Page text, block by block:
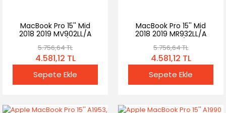
MacBook Pro 15'' Mid
2018 2019 MV902LL/A
5.756,64 TL
4.581,12 TL
Sepete Ekle
MacBook Pro 15'' Mid
2018 2019 MR932LL/A
5.756,64 TL
4.581,12 TL
Sepete Ekle